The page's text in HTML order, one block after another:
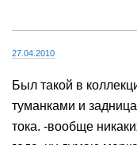
27.04.2010
Был такой в
туманками и
тока. -вообще